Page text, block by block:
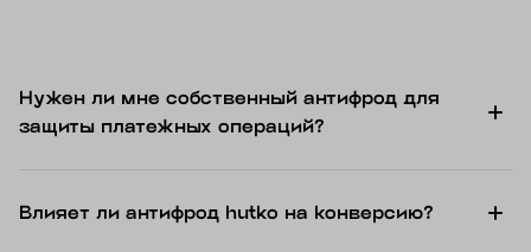
Нужен ли мне собственный антифрод для
защиты платежных операций?
Влияет ли антифрод hutko на конверсию?